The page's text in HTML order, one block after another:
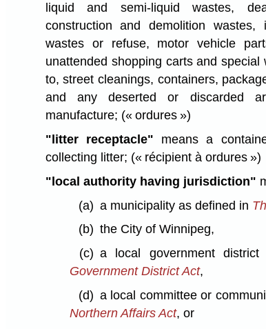
liquid and semi-liquid wastes,
construction and demolition wastes,
wastes or refuse, motor vehicle
unattended shopping carts and
to, street cleanings, containers,
and any deserted or discarded
manufacture; (« ordures »)
"litter receptacle" means a
collecting litter; (« récipient à ordures »)
"local authority having jurisdiction"
(a) a municipality as defined in
(b) the City of Winnipeg,
(c) a local government district
Government District Act,
(d) a local committee or
Northern Affairs Act, or